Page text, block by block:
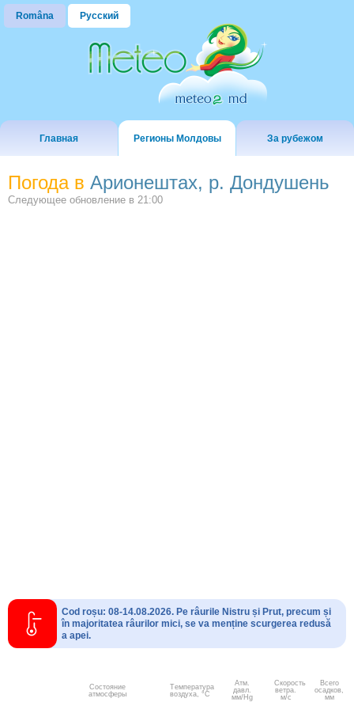
Româna Русский
Главная Регионы Молдовы За рубежом
Погода в Арионештах, р. Дондушень
Следующее обновление в 21:00
Cod roșu: 08-14.08.2026. Pe râurile Nistru și Prut, precum și
în majoritatea râurilor mici, se va menține scurgerea redusă
a apei.
Состояние
атмосферы
Температура
воздуха, °C
Атм.
давл.
мм/Hg
Скорость
ветра.
м/с
Всего
осадков,
мм